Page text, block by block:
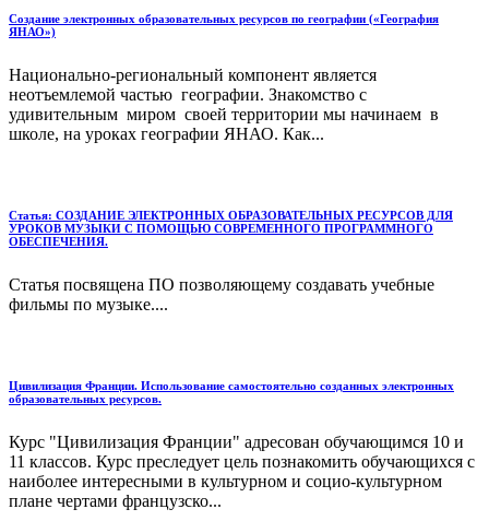
Создание электронных образовательных ресурсов по географии («География
ЯНАО»)
Национально-региональный компонент является
неотъемлемой частью географии. Знакомство с
удивительным миром своей территории мы начинаем в
школе, на уроках географии ЯНАО. Как...
Статья: СОЗДАНИЕ ЭЛЕКТРОННЫХ ОБРАЗОВАТЕЛЬНЫХ РЕСУРСОВ ДЛЯ
УРОКОВ МУЗЫКИ С ПОМОЩЬЮ СОВРЕМЕННОГО ПРОГРАММНОГО
ОБЕСПЕЧЕНИЯ.
Статья посвящена ПО позволяющему создавать учебные
фильмы по музыке....
Цивилизация Франции. Использование самостоятельно созданных электронных
образовательных ресурсов.
Курс "Цивилизация Франции" адресован обучающимся 10 и
11 классов. Курс преследует цель познакомить обучающихся с
наиболее интересными в культурном и социо-культурном
плане чертами французско...